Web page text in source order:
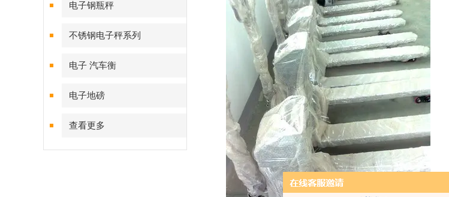
电子钢瓶秤
不锈钢电子秤系列
电子 汽车衡
电子地磅
查看更多